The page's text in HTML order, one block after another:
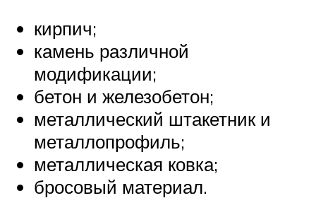
кирпич;
камень различной
модификации;
бетон и железобетон;
металлический штакетник и
металлопрофиль;
металлическая ковка;
бросовый материал.